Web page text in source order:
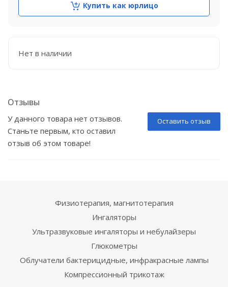
Купить как юрлицо
Нет в наличии
Отзывы
Оставить отзыв
У данного товара нет отзывов.
Станьте первым, кто оставил
отзыв об этом товаре!
Физиотерапия, магнитотерапия
Ингаляторы
Ультразвуковые ингаляторы и небулайзеры
Глюкометры
Облучатели бактерицидные, инфракрасные лампы
Компрессионный трикотаж